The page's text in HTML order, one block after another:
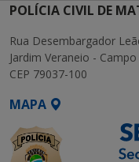
POLÍCIA CIVIL DE
Rua Desembargador
Jardim Veraneio -
CEP 79037-100
MAPA